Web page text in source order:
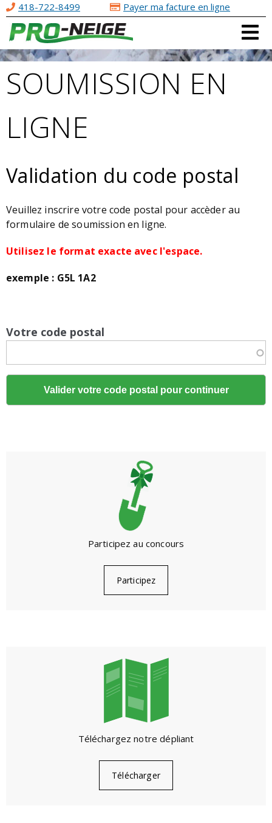
Aller au
contenu
principal
418-722-8499 Payer ma facture en ligne
SOUMISSION EN
LIGNE
Validation du code postal
Veuillez inscrire votre code postal pour accèder au
formulaire de soumission en ligne.
Utilisez le format exacte avec l'espace.
exemple : G5L 1A2
Votre code postal
Participez au concours
Participez
Téléchargez notre dépliant
Télécharger